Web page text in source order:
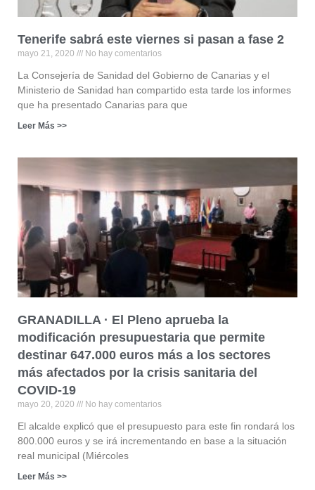
Tenerife sabrá este viernes si pasan a fase 2
mayo 21, 2020 No hay comentarios
La Consejería de Sanidad del Gobierno de Canarias y el
Ministerio de Sanidad han compartido esta tarde los informes
que ha presentado Canarias para que
Leer Más >>
GRANADILLA · El Pleno aprueba la
modificación presupuestaria que permite
destinar 647.000 euros más a los sectores
más afectados por la crisis sanitaria del
COVID-19
mayo 20, 2020 No hay comentarios
El alcalde explicó que el presupuesto para este fin rondará los
800.000 euros y se irá incrementando en base a la situación
real municipal (Miércoles
Leer Más >>